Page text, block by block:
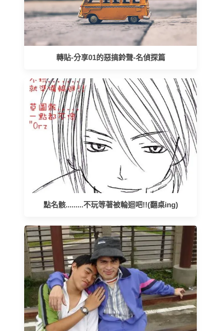
轉貼-分享01的惡搞鈴聲-名偵探篇
點名骸.........不玩等著被輪迴吧!!(翻桌ing)